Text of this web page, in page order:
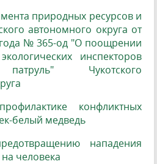
природных ресурсов и
автономного округа от
№ 365-од "О поощрении
инспекторов
Чукотского
конфликтных
белый медведь
нападения
человека